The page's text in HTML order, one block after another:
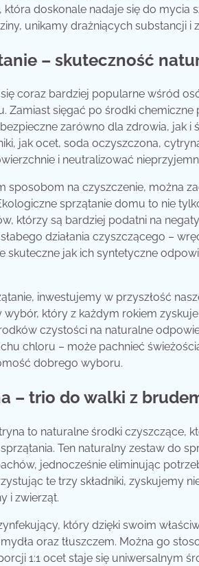
doskonale nadaje się do mycia
unikamy drażniących substancji i
– skuteczność
coraz bardziej popularne wśród
Zamiast sięgać po środki
zarówno dla zdrowia, jak
jak ocet, soda oczyszczona,
i neutralizować
sposobom na czyszczenie, można
sprzątanie domu to nie
którzy są bardziej podatni na
działania czyszczącego –
skuteczne jak ich syntetyczne
inwestujemy w przyszłość
który z każdym rokiem
czystości na naturalne
chloru – może pachnieć
dobrego wyboru.
– trio do walki z
to naturalne środki czyszczące,
Ten naturalny zestaw do
jednocześnie eliminując
te trzy składniki, zyskujemy
i zwierząt.
który dzięki swoim
oraz tłuszczem. Można go
1:1 ocet staje się uniwersalnym